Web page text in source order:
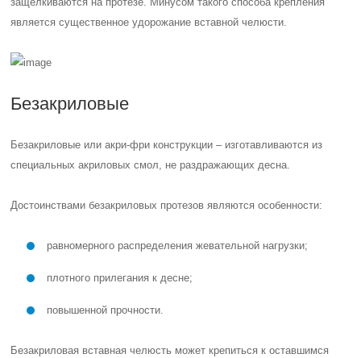
является существенное удорожание вставной челюсти.
Безакриловые
Безакриловые или акри-фри конструкции – изготавливаются из
специальных акриловых смол, не раздражающих десна.
Достоинствами безакриловых протезов являются особенности:
равномерного распределения жевательной нагрузки;
плотного прилегания к десне;
повышенной прочности.
Безакриловая вставная челюсть может крепиться к оставшимся